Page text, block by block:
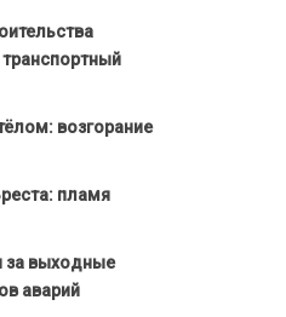
возгорание
пламя
за выходные
аварий